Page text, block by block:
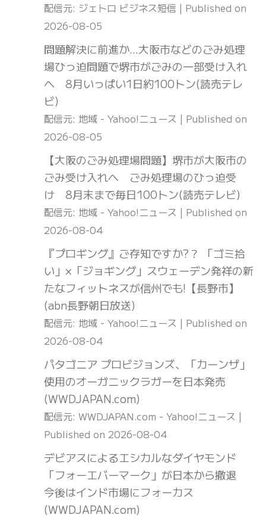
配信元: ジェトロ ビジネス短信
Published on
2026-08-05
問題解決に前進か…大阪市などのごみ処理
場ひっ迫問題で堺市がごみの一部受け入れ
へ 8月いっぱい1日約100トン(読売テレ
ビ)
配信元: 地域 - Yahoo!ニュース
Published on
2026-08-05
【大阪のごみ処理場問題】堺市が大阪市の
ごみ受け入れへ ごみ処理場のひっ迫受
け 8月末まで毎日100トン(読売テレビ)
配信元: 地域 - Yahoo!ニュース
Published on
2026-08-04
『プロギング』ご存知ですか?？ 「ゴミ拾
い」×「ジョギング」スウェーデン発祥の新
たなフィットネスが信州でも!【長野市】
(abn長野朝日放送)
配信元: 地域 - Yahoo!ニュース
Published on
2026-08-04
パタゴニア プロビジョンズ、「カーンザ」
使用のオーガニックラガーを日本発売
(WWDJAPAN.com)
配信元: WWDJAPAN.com - Yahoo!ニュース
Published on 2026-08-04
デビアスによるエシカルなダイヤモンド
「フォーエバーマーク」が日本から撤退
今後はインド市場にフォーカス
(WWDJAPAN.com)